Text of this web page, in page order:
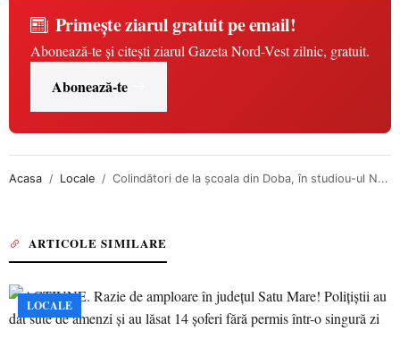
Primește ziarul gratuit pe email!
Abonează-te și citești ziarul Gazeta Nord-Vest zilnic, gratuit.
Abonează-te
Acasa Locale Colindători de la școala din Doba, în studiou-ul N...
ARTICOLE SIMILARE
LOCALE